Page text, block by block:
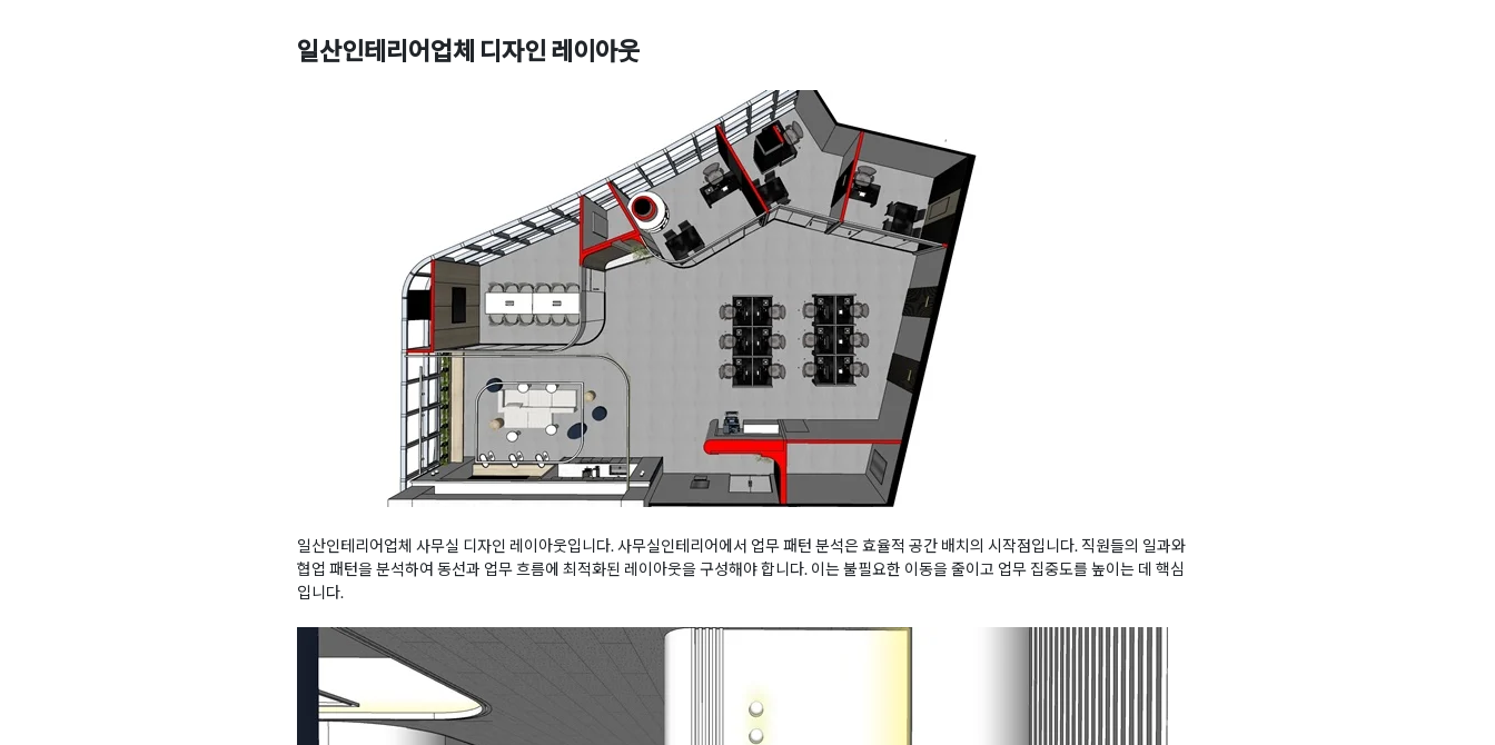
일산인테리어업체 디자인 레이아웃
일산인테리어업체 사무실 디자인 레이아웃입니다. 사무실인테리어에서 업무 패턴 분석은 효율적 공간 배치의 시작점입니다. 직원들의 일과와
협업 패턴을 분석하여 동선과 업무 흐름에 최적화된 레이아웃을 구성해야 합니다. 이는 불필요한 이동을 줄이고 업무 집중도를 높이는 데 핵심
입니다.